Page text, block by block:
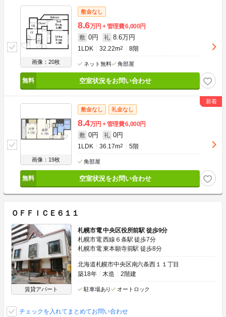
画像：20枚
敷金なし
8.6万円 管理費6,000円
敷 0円 礼 8.6万円
1LDK 32.22m2 8階
ネット無料 角部屋
空室状況をお問い合わせ
画像：19枚
敷金なし 礼金なし
8.4万円 管理費6,000円
敷 0円 礼 0円
1LDK 36.17m2 5階
角部屋
空室状況をお問い合わせ
ＯＦＦＩＣＥ６１１
賃貸アパート
札幌市電 中央区役所前駅 徒歩9分
札幌市電 西線６条駅 徒歩7分
札幌市電 東本願寺前駅 徒歩8分
北海道札幌市中央区南六条西１１丁目
築18年
木造 2階建
駐車場あり オートロック
チェックを入れてまとめてお問い合わせ